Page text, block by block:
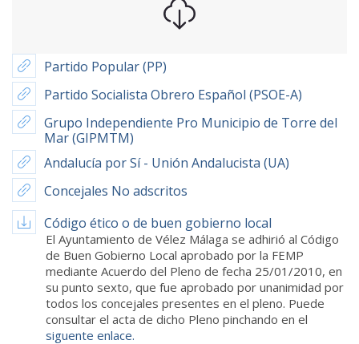
Partido Popular (PP)
Partido Socialista Obrero Español (PSOE-A)
Grupo Independiente Pro Municipio de Torre del
Mar (GIPMTM)
Andalucía por Sí - Unión Andalucista (UA)
Concejales No adscritos
Código ético o de buen gobierno local
El Ayuntamiento de Vélez Málaga se adhirió al Código
de Buen Gobierno Local aprobado por la FEMP
mediante Acuerdo del Pleno de fecha 25/01/2010, en
su punto sexto, que fue aprobado por unanimidad por
todos los concejales presentes en el pleno. Puede
consultar el acta de dicho Pleno pinchando en el
siguente enlace.